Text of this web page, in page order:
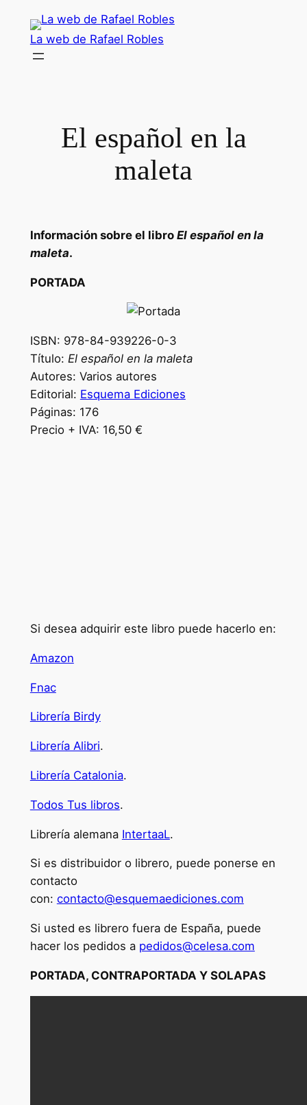
contenido
La web de Rafael Robles
El español en la
maleta
Información sobre el libro El español en la
maleta.
PORTADA
ISBN: 978-84-939226-0-3
Título: El español en la maleta
Autores: Varios autores
Editorial: Esquema Ediciones
Páginas: 176
Precio + IVA: 16,50 €
Si desea adquirir este libro puede hacerlo en:
Amazon
Fnac
Librería Birdy
Librería Alibri.
Librería Catalonia.
Todos Tus libros.
Librería alemana IntertaaL.
Si es distribuidor o librero, puede ponerse en
contacto
con: contacto@esquemaediciones.com
Si usted es librero fuera de España, puede
hacer los pedidos a pedidos@celesa.com
PORTADA, CONTRAPORTADA Y SOLAPAS